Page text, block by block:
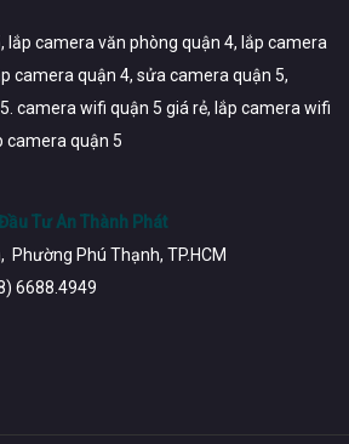
lắp camera văn phòng quận 4, lắp camera
camera quận 4, sửa camera quận 5,
camera wifi quận 5 giá rẻ, lắp camera wifi
camera quận 5
Tư An Thành Phát
Phường Phú Thạnh, TP.HCM
6688.4949